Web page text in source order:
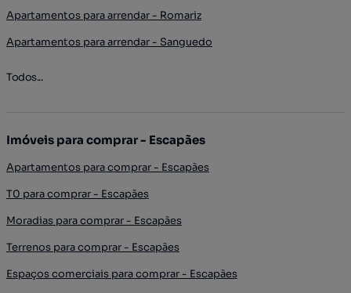
Apartamentos para arrendar - Romariz
Apartamentos para arrendar - Sanguedo
Todos...
Imóveis para comprar - Escapães
Apartamentos para comprar - Escapães
T0 para comprar - Escapães
Moradias para comprar - Escapães
Terrenos para comprar - Escapães
Espaços comerciais para comprar - Escapães